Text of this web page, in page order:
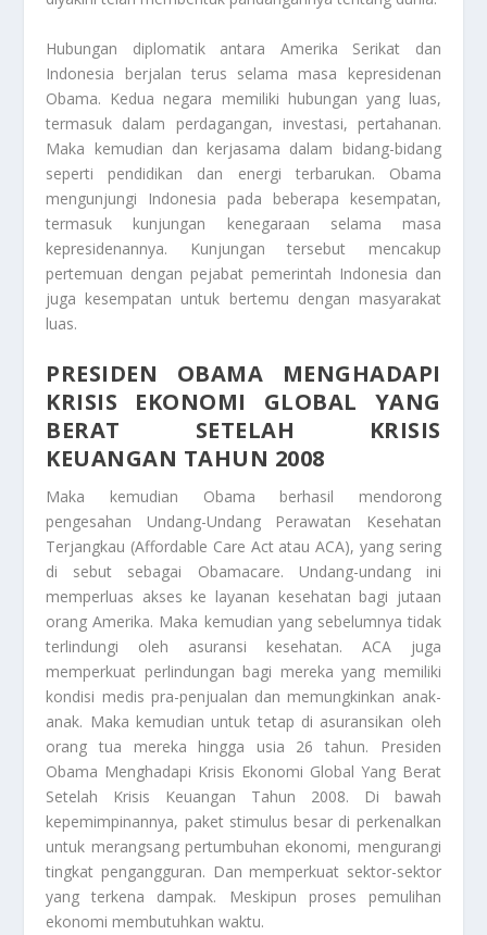
Hubungan diplomatik antara Amerika Serikat dan
Indonesia berjalan terus selama masa kepresidenan
Obama. Kedua negara memiliki hubungan yang luas,
termasuk dalam perdagangan, investasi, pertahanan.
Maka kemudian dan kerjasama dalam bidang-bidang
seperti pendidikan dan energi terbarukan. Obama
mengunjungi Indonesia pada beberapa kesempatan,
termasuk kunjungan kenegaraan selama masa
kepresidenannya. Kunjungan tersebut mencakup
pertemuan dengan pejabat pemerintah Indonesia dan
juga kesempatan untuk bertemu dengan masyarakat
luas.
PRESIDEN OBAMA MENGHADAPI
KRISIS EKONOMI GLOBAL YANG
BERAT SETELAH KRISIS
KEUANGAN TAHUN 2008
Maka kemudian Obama berhasil mendorong
pengesahan Undang-Undang Perawatan Kesehatan
Terjangkau (Affordable Care Act atau ACA), yang sering
di sebut sebagai Obamacare. Undang-undang ini
memperluas akses ke layanan kesehatan bagi jutaan
orang Amerika. Maka kemudian yang sebelumnya tidak
terlindungi oleh asuransi kesehatan. ACA juga
memperkuat perlindungan bagi mereka yang memiliki
kondisi medis pra-penjualan dan memungkinkan anak-
anak. Maka kemudian untuk tetap di asuransikan oleh
orang tua mereka hingga usia 26 tahun.
Presiden
Obama Menghadapi Krisis Ekonomi Global Yang Berat
Setelah Krisis Keuangan Tahun 2008. Di bawah
kepemimpinannya, paket stimulus besar di perkenalkan
untuk merangsang pertumbuhan ekonomi, mengurangi
tingkat pengangguran. Dan memperkuat sektor-sektor
yang terkena dampak. Meskipun proses pemulihan
ekonomi membutuhkan waktu.